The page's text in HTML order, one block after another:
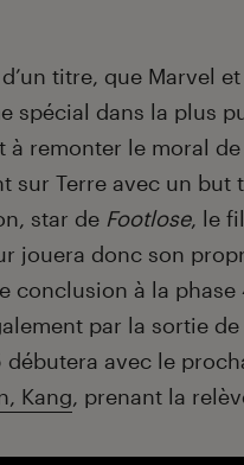
titre, que Marvel
spécial dans la plus
à remonter le moral
sur Terre avec un but
star de Footlose, le
jouera donc son
conclusion à la phase
par la sortie de
débutera avec le
Kang, prenant la